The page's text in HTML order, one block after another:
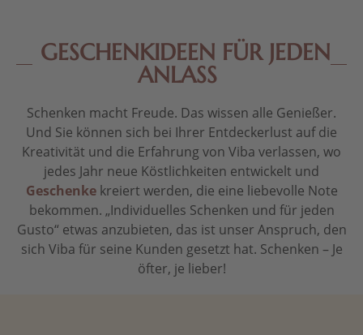
GESCHENKIDEEN FÜR JEDEN
ANLASS
Schenken macht Freude. Das wissen alle Genießer.
Und Sie können sich bei Ihrer Entdeckerlust auf die
Kreativität und die Erfahrung von Viba verlassen, wo
jedes Jahr neue Köstlichkeiten entwickelt und
Geschenkekreiert werden, die eine liebevolle Note
bekommen. „Individuelles Schenken und für jeden
Gusto“ etwas anzubieten, das ist unser Anspruch, den
sich Viba für seine Kunden gesetzt hat. Schenken – Je
öfter, je lieber!